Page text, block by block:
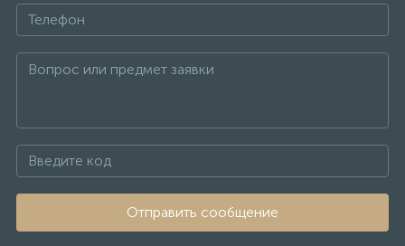
Отправить сообщение